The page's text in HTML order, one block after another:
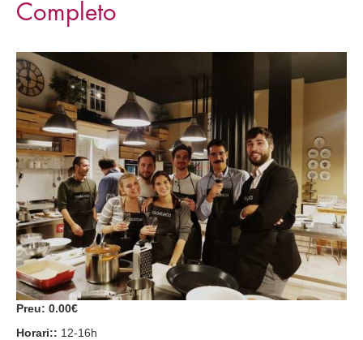
Completo
Preu: 0.00€
Horari:: 12-16h